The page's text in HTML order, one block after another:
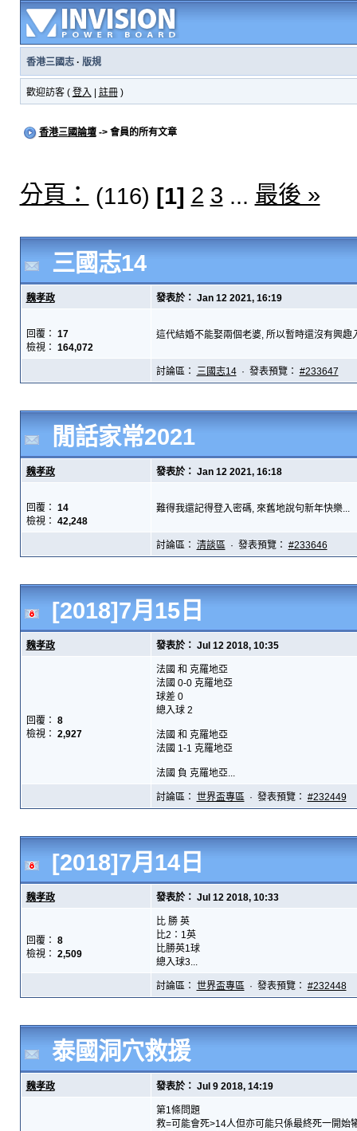
香港三國志· 版規
歡迎訪客 ( 登入 註冊)
香港三國論壇-> 會員的所有文章
分頁： (116) [1] 2 3 ... 最後 »
三國志14
魏孝政 發表於： Jan 12 2021, 16:19
回覆： 17
檢視： 164,072
這代結婚不能娶兩個老婆, 所以暫時還沒有興趣
討論區： 三國志14· 發表預覽： #233647
閒話家常2021
魏孝政 發表於： Jan 12 2021, 16:18
回覆： 14
檢視： 42,248
難得我還記得登入密碼, 來舊地說句新年快樂...
討論區： 清談區· 發表預覽： #233646
[2018]7月15日
魏孝政 發表於： Jul 12 2018, 10:35
回覆： 8
檢視： 2,927
法國 和 克羅地亞
法國 0-0 克羅地亞
球差 0
總入球 2
法國 和 克羅地亞
法國 1-1 克羅地亞
法國 負 克羅地亞...
討論區： 世界盃專區· 發表預覽： #232449
[2018]7月14日
魏孝政 發表於： Jul 12 2018, 10:33
回覆： 8
檢視： 2,509
比 勝 英
比2：1英
比勝英1球
總入球3...
討論區： 世界盃專區· 發表預覽： #232448
泰國洞穴救援
魏孝政 發表於： Jul 9 2018, 14:19
第1條問題
救=可能會死>14人但亦可能只係最終死一開始